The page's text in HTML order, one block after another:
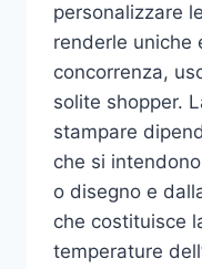
personalizzare
renderle uniche
concorrenza,
solite shopper.
stampare
che si
o disegno e
che costituisce
temperature